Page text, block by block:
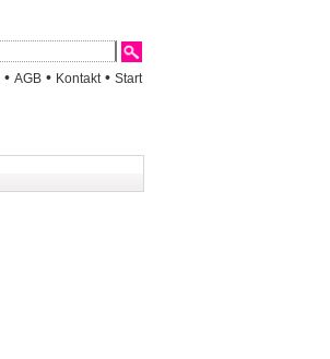
• AGB • Kontakt • Start